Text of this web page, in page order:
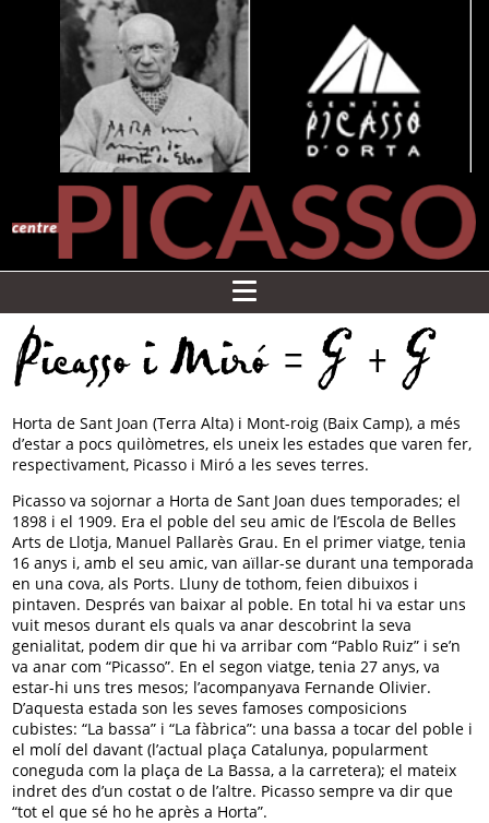
Picasso i Miró = G + G
Horta de Sant Joan (Terra Alta) i Mont-roig (Baix Camp), a més
d’estar a pocs quilòmetres, els uneix les estades que varen fer,
respectivament, Picasso i Miró a les seves terres.
Picasso va sojornar a Horta de Sant Joan dues temporades; el
1898 i el 1909. Era el poble del seu amic de l’Escola de Belles
Arts de Llotja, Manuel Pallarès Grau. En el primer viatge, tenia
16 anys i, amb el seu amic, van aïllar-se durant una temporada
en una cova, als Ports. Lluny de tothom, feien dibuixos i
pintaven. Després van baixar al poble. En total hi va estar uns
vuit mesos durant els quals va anar descobrint la seva
genialitat, podem dir que hi va arribar com “Pablo Ruiz” i se’n
va anar com “Picasso”. En el segon viatge, tenia 27 anys, va
estar-hi uns tres mesos; l’acompanyava Fernande Olivier.
D’aquesta estada son les seves famoses composicions
cubistes: “La bassa” i “La fàbrica”: una bassa a tocar del poble i
el molí del davant (l’actual plaça Catalunya, popularment
coneguda com la plaça de La Bassa, a la carretera); el mateix
indret des d’un costat o de l’altre. Picasso sempre va dir que
“tot el que sé ho he après a Horta”.